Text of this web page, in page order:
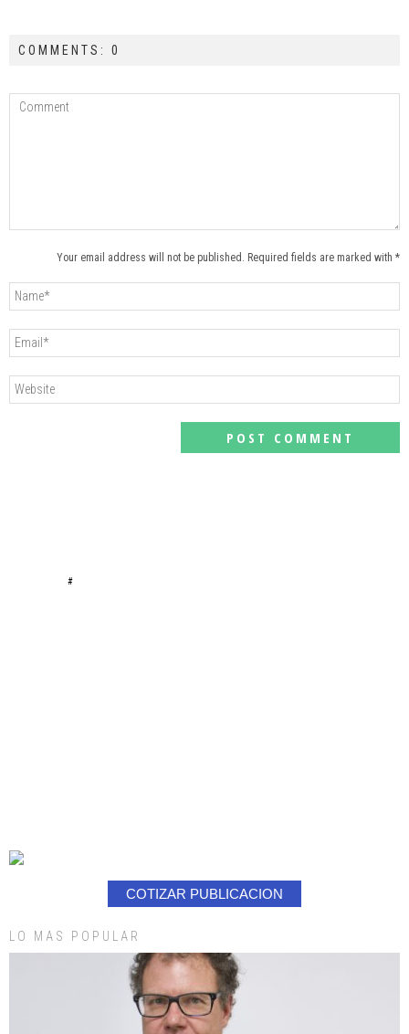
COMMENTS: 0
Your email address will not be published. Required fields are marked with *
#
COTIZAR PUBLICACION
LO MAS POPULAR